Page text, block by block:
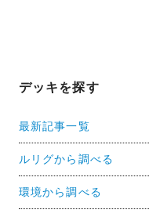
デッキを探す
最新記事一覧
ルリグから調べる
環境から調べる